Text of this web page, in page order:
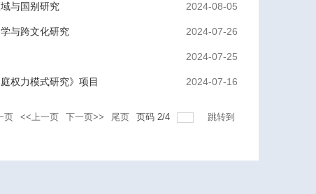
与国别研究 2024-08-05
与跨文化研究 2024-07-26
2024-07-25
权力模式研究》项目 2024-07-16
页 <<上一页 下一页>> 尾页 页码 2/4 跳转到